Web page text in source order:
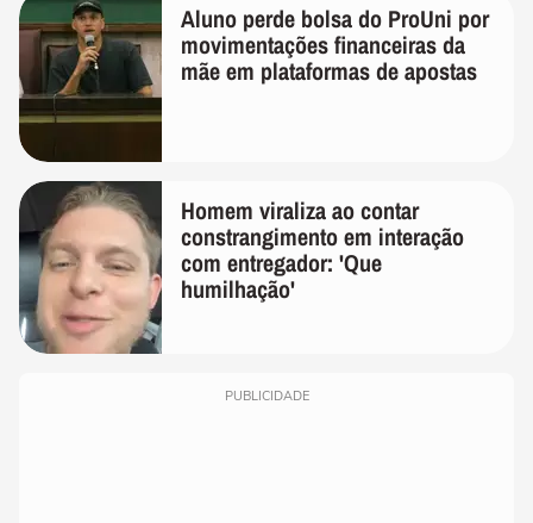
Aluno perde bolsa do ProUni por
movimentações financeiras da
mãe em plataformas de apostas
Homem viraliza ao contar
constrangimento em interação
com entregador: 'Que
humilhação'
PUBLICIDADE